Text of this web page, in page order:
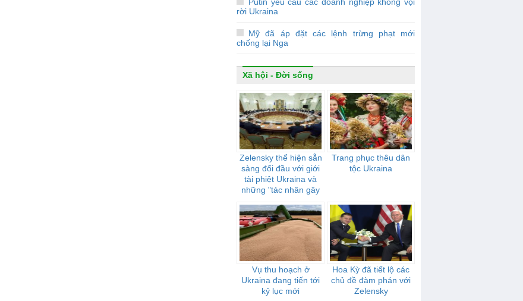
rời Ukraina
Mỹ đã áp đặt các lệnh trừng phạt mới
chống lại Nga
Xã hội - Đời sống
Zelensky thể hiện sẵn
sàng đối đầu với giới
tài phiệt Ukraina và
những "tác nhân gây
Trang phục thêu dân
tộc Ukraina
Vụ thu hoạch ở
Ukraina đang tiến tới
kỷ lục mới
Hoa Kỳ đã tiết lộ các
chủ đề đàm phán với
Zelensky